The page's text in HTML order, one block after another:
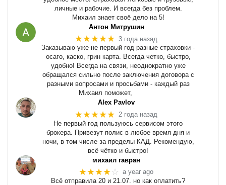
личные и рабочие. И всегда без проблем.
Михаил знает своё дело на 5!
Антон Митрушин
★★★★★ 3 года назад
Заказываю уже не первый год разные страховки -
осаго, каско, грин карта. Всегда четко, быстро,
удобно! Всегда на связи, неоднократно уже
обращался сильно после заключения договора с
разными вопросами и просьбами - каждый раз
Михаил поможет,
Alex Pavlov
★★★★★ 2 года назад
Не первый год пользуюсь сервисом этого
брокера. Привезут полис в любое время дня и
ночи, в том числе за пределы КАД. Рекомендую,
всё чётко и быстро!
михаил гавран
★★★★☆ a year ago
Всё отправила 20 и 21.07. но как оплатить?